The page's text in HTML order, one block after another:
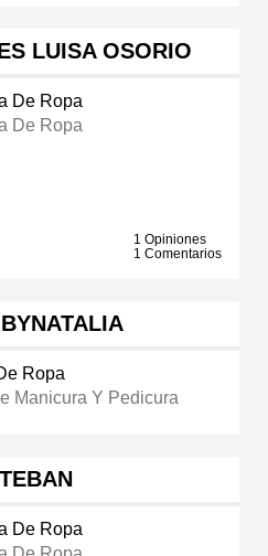
LUISA OSORIO
De Ropa
De Ropa
1 Opiniones
1 Comentarios
Ropa
Manicura Y Pedicura
De Ropa